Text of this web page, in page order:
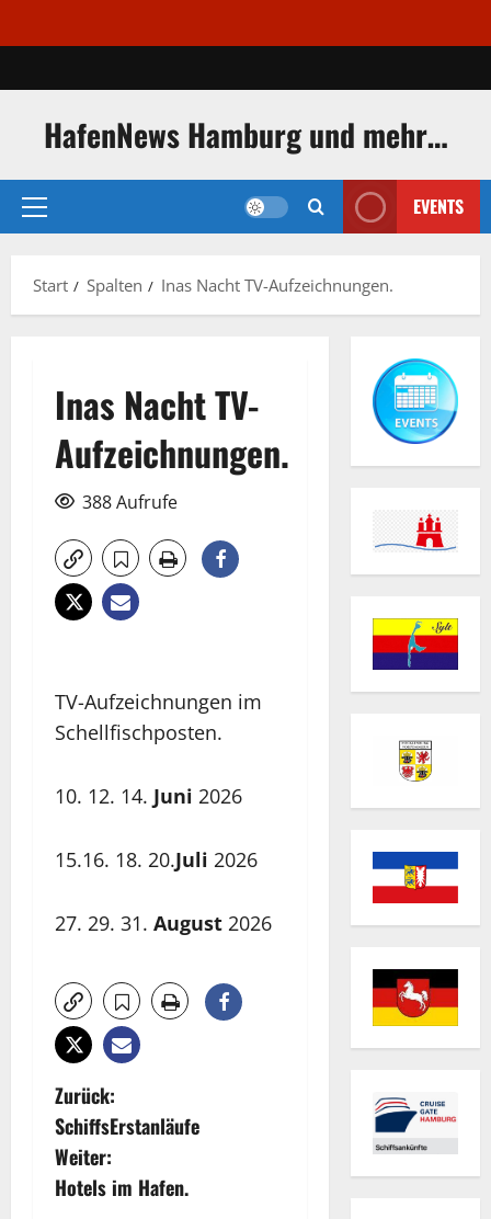
Inhalt
HafenNews Hamburg und mehr…
Primäres
EVENTS
Start Spalten Inas Nacht TV-Aufzeichnungen.
Inas Nacht TV-
Aufzeichnungen.
388 Aufrufe
TV-Aufzeichnungen im
Schellfischposten.
10. 12. 14. Juni 2026
15.16. 18. 20.Juli 2026
27. 29. 31. August 2026
B
e
i
Zurück:
SchiffsErstanläufe
Weiter:
Hotels im Hafen.